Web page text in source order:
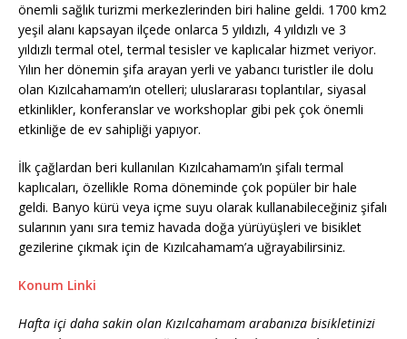
önemli sağlık turizmi merkezlerinden biri haline geldi. 1700 km2
yeşil alanı kapsayan ilçede onlarca 5 yıldızlı, 4 yıldızlı ve 3
yıldızlı termal otel, termal tesisler ve kaplıcalar hizmet veriyor.
Yılın her dönemin şifa arayan yerli ve yabancı turistler ile dolu
olan Kızılcahamam’ın otelleri; uluslararası toplantılar, siyasal
etkinlikler, konferanslar ve workshoplar gibi pek çok önemli
etkinliğe de ev sahipliği yapıyor.
İlk çağlardan beri kullanılan Kızılcahamam’ın şifalı termal
kaplıcaları, özellikle Roma döneminde çok popüler bir hale
geldi. Banyo kürü veya içme suyu olarak kullanabileceğiniz şifalı
sularının yanı sıra temiz havada doğa yürüyüşleri ve bisiklet
gezilerine çıkmak için de Kızılcahamam’a uğrayabilirsiniz.
Konum Linki
Hafta içi daha sakin olan Kızılcahamam arabanıza bisikletinizi